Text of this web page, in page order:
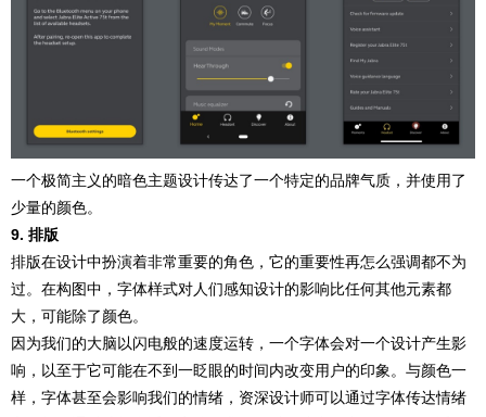
一个极简主义的暗色主题设计传达了一个特定的品牌气质，并使用了
少量的颜色。
9. 排版
排版在设计中扮演着非常重要的角色，它的重要性再怎么强调都不为
过。在构图中，字体样式对人们感知设计的影响比任何其他元素都
大，可能除了颜色。
因为我们的大脑以闪电般的速度运转，一个字体会对一个设计产生影
响，以至于它可能在不到一眨眼的时间内改变用户的印象。与颜色一
样，字体甚至会影响我们的情绪，资深设计师可以通过字体传达情绪